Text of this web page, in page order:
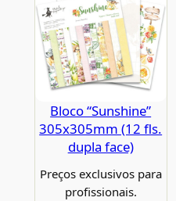
Bloco “Sunshine”
305x305mm (12 fls.
dupla face)
Preços exclusivos para
profissionais.